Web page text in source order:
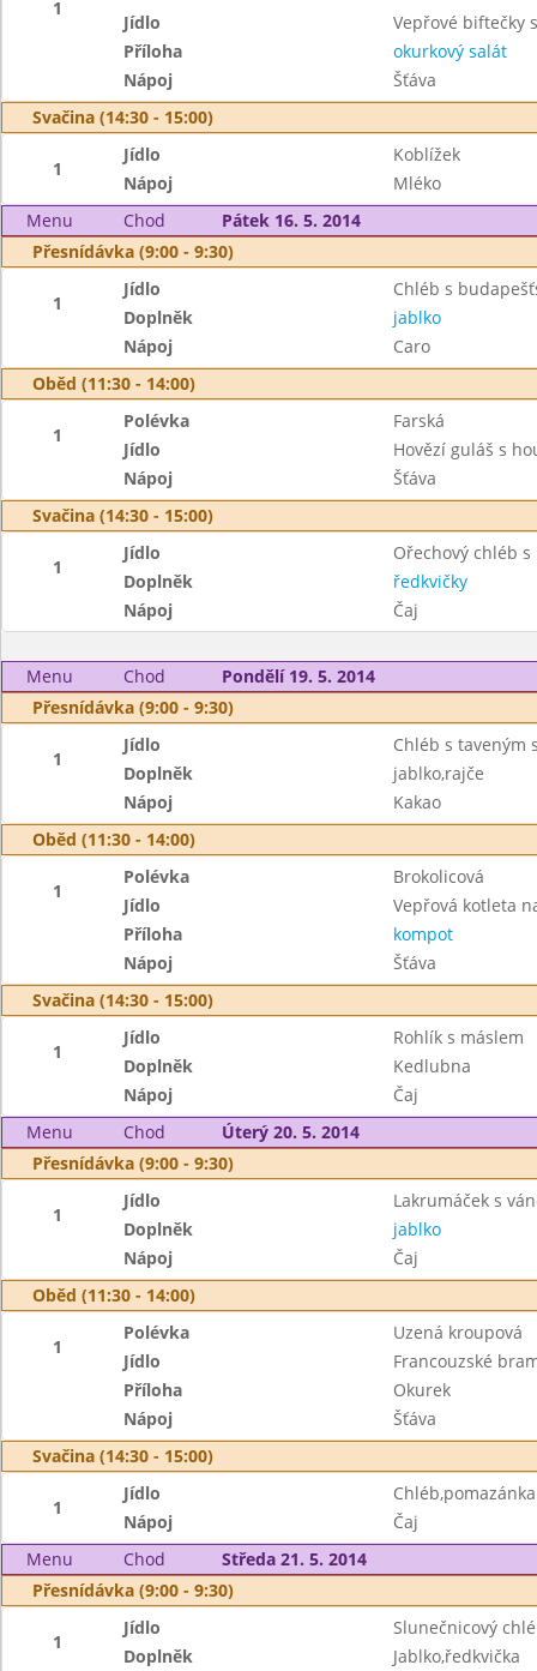
1
Jídlo
Vepřové biftečky
Příloha
okurkový salát
Nápoj
Šťáva
Svačina (14:30 - 15:00)
1
Jídlo
Koblížek
Nápoj
Mléko
Menu
Chod
Pátek 16. 5. 2014
Přesnídávka (9:00 - 9:30)
1
Jídlo
Chléb s
Doplněk
jablko
Nápoj
Caro
Oběd (11:30 - 14:00)
1
Polévka
Farská
Jídlo
Hovězí guláš s
Nápoj
Šťáva
Svačina (14:30 - 15:00)
1
Jídlo
Ořechový chléb
Doplněk
ředkvičky
Nápoj
Čaj
Menu Chod
Pondělí 19. 5. 2014
Přesnídávka (9:00 - 9:30)
1
Jídlo
Chléb s taveným
Doplněk
jablko,rajče
Nápoj
Kakao
Oběd (11:30 - 14:00)
1
Polévka
Brokolicová
Jídlo
Vepřová kotleta
Příloha
kompot
Nápoj
Šťáva
Svačina (14:30 - 15:00)
1
Jídlo
Rohlík s máslem
Doplněk
Kedlubna
Nápoj
Čaj
Menu
Chod
Úterý 20. 5. 2014
Přesnídávka (9:00 - 9:30)
1
Jídlo
Lakrumáček s
Doplněk
jablko
Nápoj
Čaj
Oběd (11:30 - 14:00)
1
Polévka
Uzená kroupová
Jídlo
Francouzské
Příloha
Okurek
Nápoj
Šťáva
Svačina (14:30 - 15:00)
1
Jídlo
Nápoj
Čaj
Menu
Chod
Středa 21. 5. 2014
Přesnídávka (9:00 - 9:30)
1
Jídlo
Slunečnicový
Doplněk
Jablko,ředkvička